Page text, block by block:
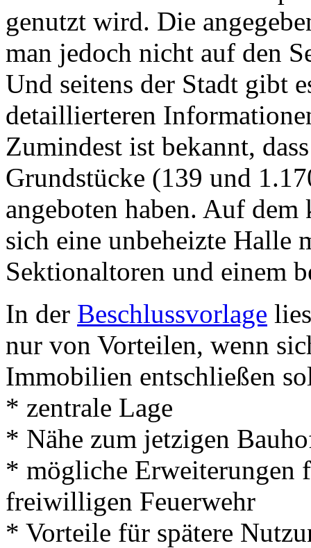
genutzt wird. Die
man jedoch nicht auf den
Und seitens der Stadt gibt
detaillierteren
Zumindest ist bekannt,
Grundstücke (139 und
angeboten haben. Auf
sich eine unbeheizte Halle
Sektionaltoren und einem
In der Beschlussvorlage
nur von Vorteilen, wenn
Immobilien entschließen
* zentrale Lage
* Nähe zum jetzigen
* mögliche Erweiterungen
freiwilligen Feuerwehr
* Vorteile für spätere